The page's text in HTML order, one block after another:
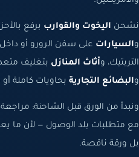
نشحن اليخوت والقوارب برفع
والسيارات على سفن الرورو أو
التربتيك، وأثاث المنازل بتغليف
والبضائع التجارية بحاويات كاملة
ونبدأ من الورق قبل الشاحنة:
مع متطلبات بلد الوصول — لأن ما
بل ورقة ناقصة.